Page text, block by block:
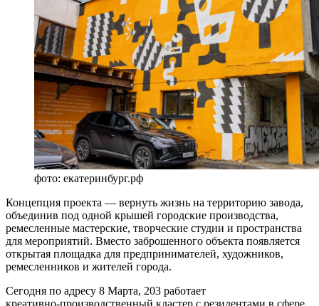
фото: екатеринбург.рф
Концепция проекта — вернуть жизнь на территорию завода,
объединив под одной крышей городские производства,
ремесленные мастерские, творческие студии и пространства
для мероприятий. Вместо заброшенного объекта появляется
открытая площадка для предпринимателей, художников,
ремесленников и жителей города.
Сегодня по адресу 8 Марта, 203 работает
креативно‑производственный кластер с резидентами в сфере